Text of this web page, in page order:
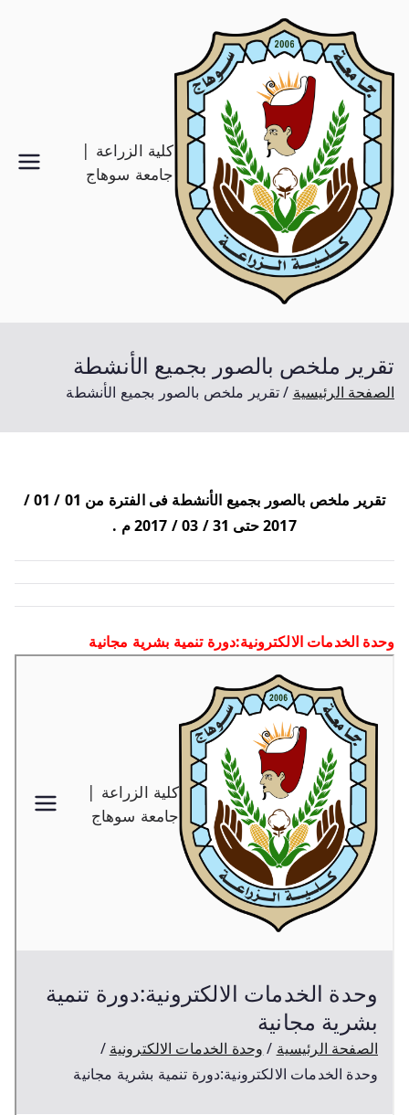
كلية الزراعة |
جامعة سوهاج
تقرير ملخص بالصور بجميع الأنشطة
الصفحة الرئيسية تقرير ملخص بالصور بجميع الأنشطة
تقرير ملخص بالصور بجميع الأنشطة فى الفترة من 01 / 01 /
2017 حتى 31 / 03 / 2017 م .
وحدة الخدمات الالكترونية:دورة تنمية بشرية مجانية